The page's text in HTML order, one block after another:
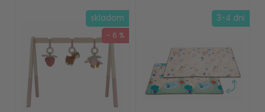
skladom
- 6 %
3-4 dni